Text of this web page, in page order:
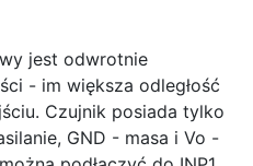
jest odwrotnie
- im większa odległość
Czujnik posiada tylko
GND - masa i Vo -